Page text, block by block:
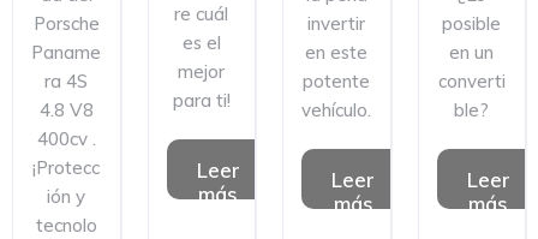
Porsche
Paname
ra 4S
4.8 V8
400cv .
¡Protecc
ión y
tecnolo
re cuál
es el
mejor
para ti!
Leer
más
invertir
en este
potente
vehículo.
Leer
más
posible
en un
converti
ble?
Leer
más